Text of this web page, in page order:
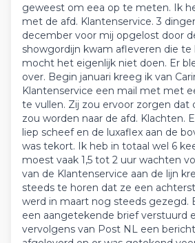
geweest om eea op te meten. Ik
met de afd. Klantenservice. 3
december voor mij opgelost door
showgordijn kwam afleveren die te
mocht het eigenlijk niet doen. Er
over. Begin januari kreeg ik van
Klantenservice een mail met met
te vullen. Zij zou ervoor zorgen dat
zou worden naar de afd. Klachten.
liep scheef en de luxaflex aan de
was tekort. Ik heb in totaal wel 6
moest vaak 1,5 tot 2 uur wachten
van de Klantenservice aan de lijn
steeds te horen dat ze een
werd in maart nog steeds gezegd.
een aangetekende brief verstuurd
vervolgens van Post NL een